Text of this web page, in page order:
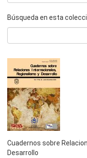
Búsqueda en esta
Cuadernos sobre
Desarrollo